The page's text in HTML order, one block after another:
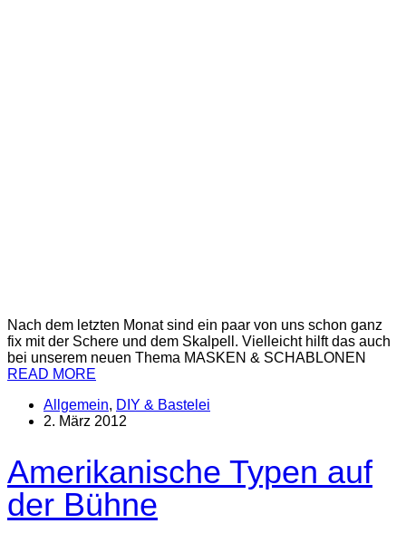
Nach dem letzten Monat sind ein paar von uns schon ganz
fix mit der Schere und dem Skalpell. Vielleicht hilft das auch
bei unserem neuen Thema MASKEN & SCHABLONEN
READ MORE
Allgemein, DIY & Bastelei
2. März 2012
Amerikanische Typen auf
der Bühne